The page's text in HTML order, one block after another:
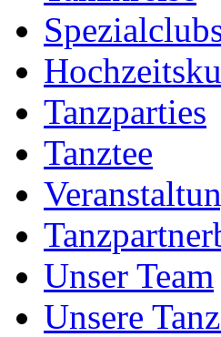
Tanzparties
Tanztee
Unser Team
Unsere